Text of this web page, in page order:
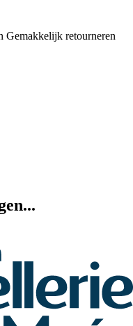
Gemakkelijk retourneren